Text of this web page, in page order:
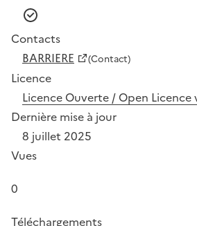
Contacts
BARRIERE
(Contact)
Licence
Licence Ouverte / Open Licence
Dernière mise à jour
8 juillet 2025
Vues
0
Téléchargements